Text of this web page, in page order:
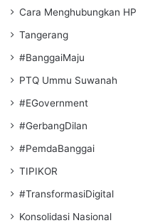
Cara Menghubungkan HP
Tangerang
#BanggaiMaju
PTQ Ummu Suwanah
#EGovernment
#GerbangDilan
#PemdaBanggai
TIPIKOR
#TransformasiDigital
Konsolidasi Nasional